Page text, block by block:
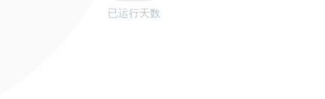
已运行天数